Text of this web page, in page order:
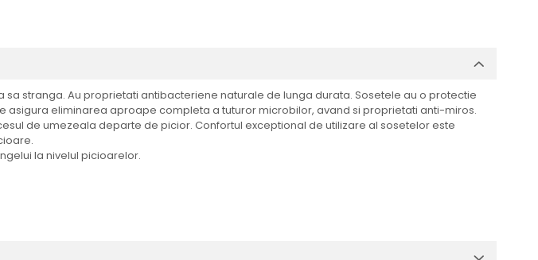
stranga. Au proprietati antibacteriene naturale de lunga durata. Sosetele au o protectie
eliminarea aproape completa a tuturor microbilor, avand si proprietati anti-miros.
de umezeala departe de picior. Confortul exceptional de utilizare al sosetelor este
la nivelul picioarelor.